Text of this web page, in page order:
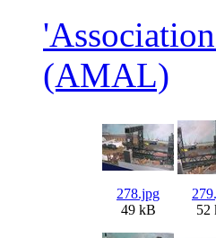
(AMAL)
278.jpg
49 kB
52